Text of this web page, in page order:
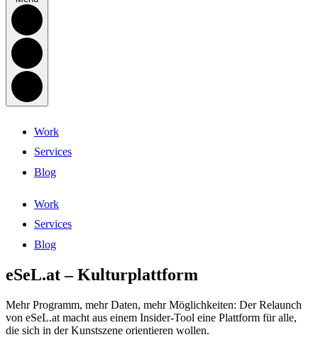
Work
Services
Blog
Work
Services
Blog
eSeL.at – Kulturplattform
Mehr Programm, mehr Daten, mehr Möglichkeiten: Der Relaunch
von eSeL.at macht aus einem Insider-Tool eine Plattform für alle,
die sich in der Kunstszene orientieren wollen.